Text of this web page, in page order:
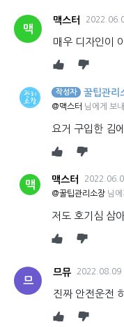
맥
맥스터
매우 디자인이
작성자 꿀팁관리
@맥스터 님에게 보
요거 구입한 김
맥 맥스터
@꿀팁관리소장 님
저도 호기심 삼
므
므뮤 2022.08.09
진짜 안전운전